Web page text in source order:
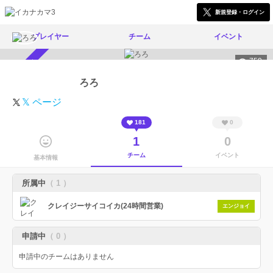
新規登録・ログイン
プレイヤー チーム イベント
759
ろろ
𝕏 ページ
基本情報
181
1
チーム
0
0
イベント
所属中 （ 1 ）
クレイジーサイコイカ(24時間営業) エンジョイ
申請中 （ 0 ）
申請中のチームはありません